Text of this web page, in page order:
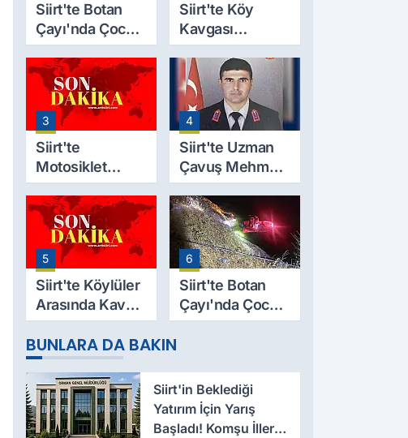
Siirt'te Botan
Çayı'nda Çocuk
Cesedi
Bulundu: Kayıp
Baba İçin Arama
Çalışmaları
Başlıyor
Siirt'te Köy
Kavgası
Cinayetle
Sonuçlandı:
Selim B.
Hayatını
Kaybetti
3
Siirt'te
Motosiklet
Kazası Can Aldı:
39 Yaşındaki
Mesut Yıldız
Hayatını
Kaybetti
4
Siirt'te Uzman
Çavuş Mehmet
Salih Sarıyer,
Evinde Ölü
Bulundu
5
Siirt'te Köylüler
Arasında Kavga:
2 Yaralı, Birinin
Durumu Ağır
6
Siirt'te Botan
Çayı'nda Çocuk
Cesedi Bulundu
BUNLARA DA BAKIN
Siirt'in Beklediği
Yatırım İçin Yarış
Başladı! Komşu İller